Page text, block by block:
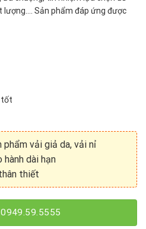
Sản phẩm đáp ứng được
tốt
vải giả da, vải nỉ
hành dài hạn
thiết